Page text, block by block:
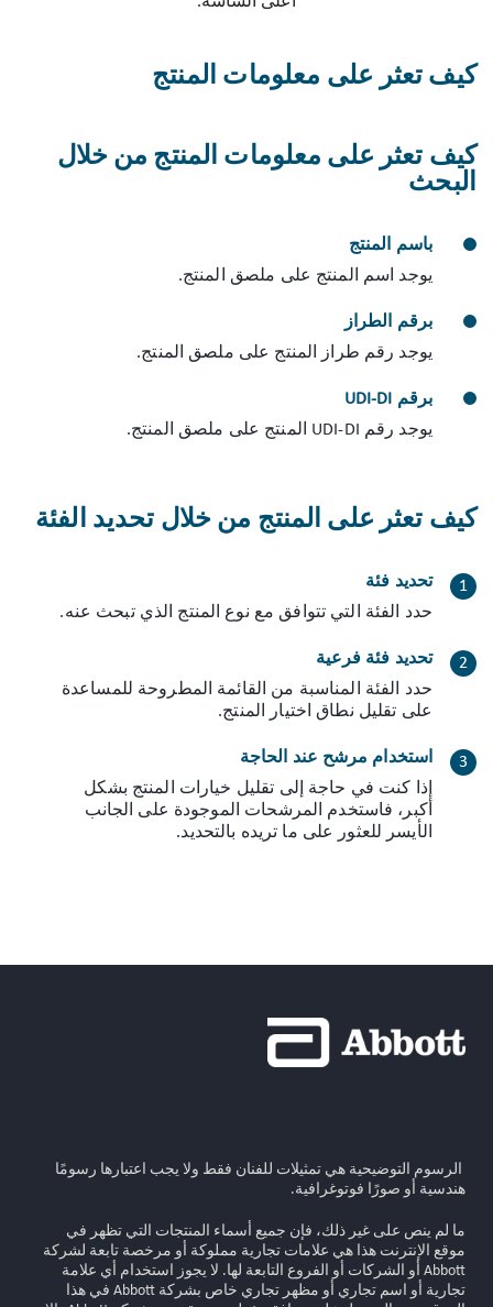
كيف تعثر على معلومات المنتج
كيف تعثر على معلومات المنتج من خلال
البحث
باسم المنتج
يوجد اسم المنتج على ملصق المنتج.
برقم الطراز
يوجد رقم طراز المنتج على ملصق المنتج.
برقم UDI-DI
يوجد رقم UDI-DI المنتج على ملصق المنتج.
كيف تعثر على المنتج من خلال تحديد الفئة
تحديد فئة
حدد الفئة التي تتوافق مع نوع المنتج الذي تبحث عنه.
تحديد فئة فرعية
حدد الفئة المناسبة من القائمة المطروحة للمساعدة
على تقليل نطاق اختيار المنتج.
استخدام مرشح عند الحاجة
إذا كنت في حاجة إلى تقليل خيارات المنتج بشكل
أكبر، فاستخدم المرشحات الموجودة على الجانب
الأيسر للعثور على ما تريده بالتحديد.
الرسوم التوضيحية هي تمثيلات للفنان فقط ولا يجب اعتبارها رسومًا
هندسية أو صورًا فوتوغرافية.
ما لم ينص على غير ذلك، فإن جميع أسماء المنتجات التي تظهر في
موقع الإنترنت هذا هي علامات تجارية مملوكة أو مرخصة تابعة لشركة
Abbott أو الشركات أو الفروع التابعة لها. لا يجوز استخدام أي علامة
تجارية أو اسم تجاري أو مظهر تجاري خاص بشركة Abbott في هذا